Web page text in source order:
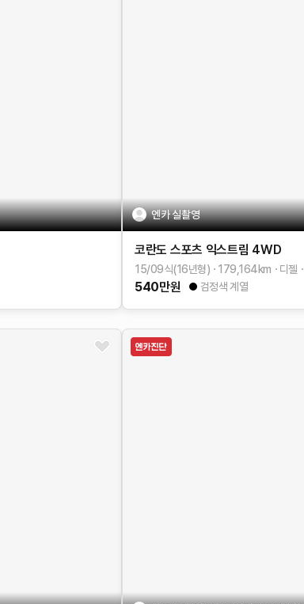
엔카 실촬영
코란도 스포츠 익스트림 4WD
15/09식(16년형) 179,164km 디젤
540만원 검정색 계열